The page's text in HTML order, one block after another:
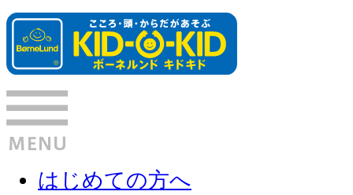
はじめての方へ